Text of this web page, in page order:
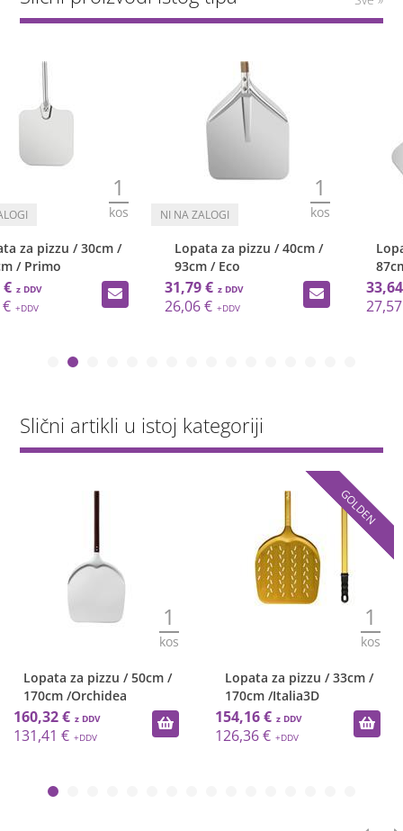
kos
Lopata za pizzu / 40cm /
93cm / Eco
31,79 €
26,06 €
Lopata za pizzu / 30cm /
87cm / Primo
33,64 €
27,57 €
Slični artikli u istoj kategoriji
/
Lopata za pizzu / 33cm /
170cm /Italia3D
154,16 €
126,36 €
Lopata za pizzu /
170cm / Mastrop
77,65 €
63,65 €